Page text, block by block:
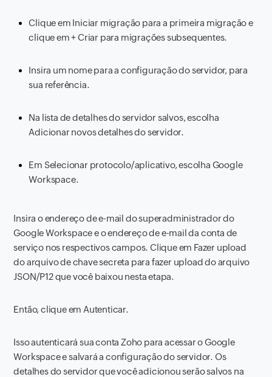
Clique em Iniciar migração para a primeira migração e
clique em + Criar para migrações subsequentes.
Insira um nome para a configuração do servidor, para
sua referência.
Na lista de detalhes do servidor salvos, escolha
Adicionar novos detalhes do servidor.
Em Selecionar protocolo/aplicativo, escolha Google
Workspace.
Insira o endereço de e-mail do superadministrador do
Google Workspace e o endereço de e-mail da conta de
serviço nos respectivos campos. Clique em Fazer upload
do arquivo de chave secreta para fazer upload do arquivo
JSON/P12 que você baixou nesta etapa.
Então, clique em Autenticar.
Isso autenticará sua conta Zoho para acessar o Google
Workspace e salvará a configuração do servidor. Os
detalhes do servidor que você adicionou serão salvos na